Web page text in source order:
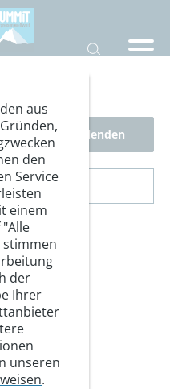
Filter ausblenden
aus
den
Service
einem
"Alle
der
Ihrer
unseren
.